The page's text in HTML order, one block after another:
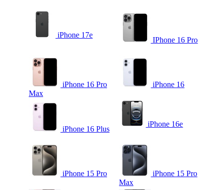
iPhone 17e
IPhone 16 Pro
iPhone 16 Pro
Max
iPhone 16
iPhone 16 Plus
iPhone 16e
iPhone 15 Pro
iPhone 15 Pro
Max